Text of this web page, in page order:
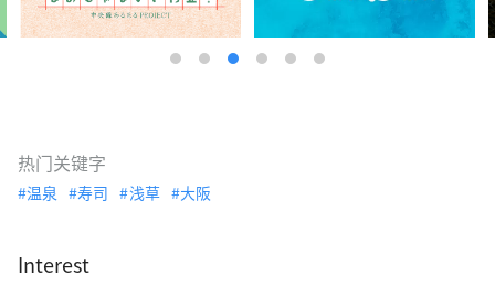
热门关键字
温泉 寿司 浅草 大阪
Interest